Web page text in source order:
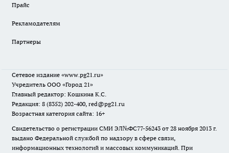
Прайс
Рекламодателям
Партнеры
Сетевое издание «www.pg21.ru»
Учредитель ООО «Город 21»
Главный редактор: Кошкина К.С.
Редакция: 8 (8352) 202-400, red@pg21.ru
Возрастная категория сайта: 16+
Свидетельство о регистрации СМИ ЭЛ№ФС77-56243 от 28 ноября 2013 г.
выдано Федеральной службой по надзору в сфере связи,
информационных технологий и массовых коммуникаций. При